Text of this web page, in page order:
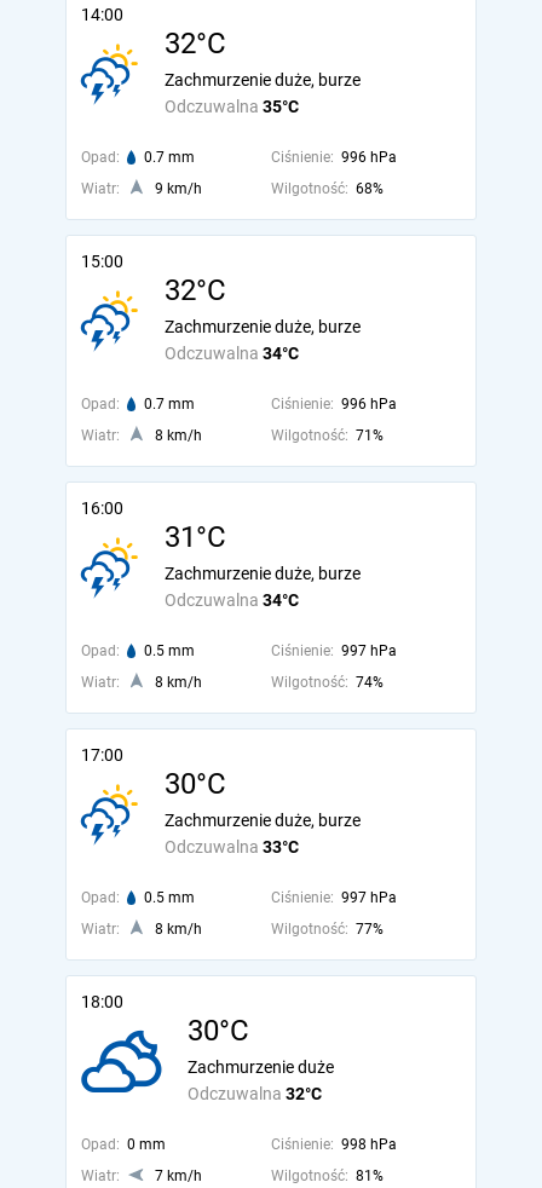
14:00
32°C
Odczuwalna 35°C
Zachmurzenie duże, burze
Opad: 0.7 mm Ciśnienie: 996 hPa
Wiatr:
9 km/h Wilgotność: 68%
15:00
32°C
Odczuwalna 34°C
Zachmurzenie duże, burze
Opad: 0.7 mm Ciśnienie: 996 hPa
Wiatr:
8 km/h Wilgotność: 71%
16:00
31°C
Odczuwalna 34°C
Zachmurzenie duże, burze
Opad: 0.5 mm Ciśnienie: 997 hPa
Wiatr:
8 km/h Wilgotność: 74%
17:00
30°C
Odczuwalna 33°C
Zachmurzenie duże, burze
Opad: 0.5 mm Ciśnienie: 997 hPa
Wiatr:
8 km/h Wilgotność: 77%
18:00
30°C
Odczuwalna 32°C
Zachmurzenie duże
Opad: 0 mm Ciśnienie: 998 hPa
Wiatr:
7 km/h Wilgotność: 81%